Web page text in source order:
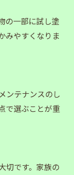
の一部に試し塗
みやすくなりま
ンテナンスのし
で選ぶことが重
切です。家族の